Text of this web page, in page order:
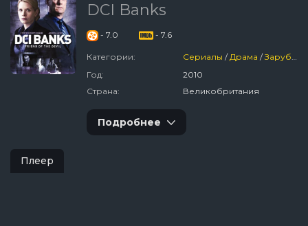
DCI Banks
- 7.0 - 7.6
Категории: Сериалы /Драма /Зарубежный
Год:
2010
Страна:
Великобритания
Подробнее
Плеер